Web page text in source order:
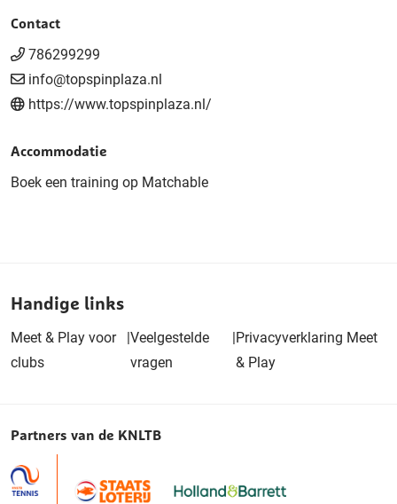
Contact
786299299
info@topspinplaza.nl
https://www.topspinplaza.nl/
Accommodatie
Boek een training op Matchable
Handige links
Meet & Play voor
clubs
|Veelgestelde
vragen
Privacyverklaring Meet
& Play
Partners van de KNLTB